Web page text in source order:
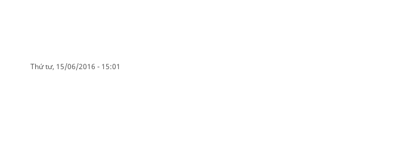
thứ tư, 15/06/2016 - 15:01